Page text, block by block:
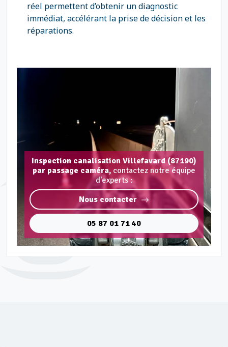
réel permettent d’obtenir un diagnostic
immédiat, accélérant la prise de décision et les
réparations.
Inspection canalisation Villefavard (87190)
par passage caméra, contactez notre équipe
d'experts :
Nous contacter
05 87 01 71 40